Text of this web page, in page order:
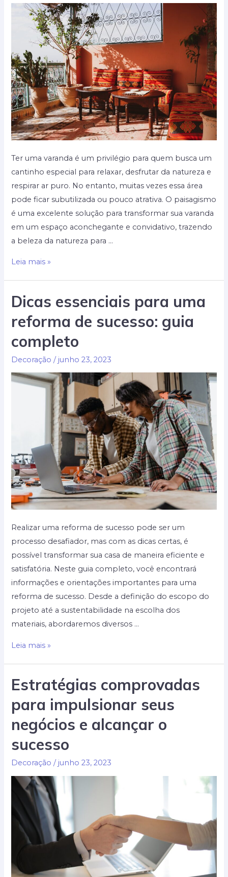
Ter uma varanda é um privilégio para quem busca um
cantinho especial para relaxar, desfrutar da natureza e
respirar ar puro. No entanto, muitas vezes essa área
pode ficar subutilizada ou pouco atrativa. O paisagismo
é uma excelente solução para transformar sua varanda
em um espaço aconchegante e convidativo, trazendo
a beleza da natureza para …
Aprenda
sua
varanda
em
um
espaço
aconchegante
com
paisagismo
Leia mais »
Dicas essenciais para uma
reforma de sucesso: guia
completo
Decoração / junho 23, 2023
Realizar uma reforma de sucesso pode ser um
processo desafiador, mas com as dicas certas, é
possível transformar sua casa de maneira eficiente e
satisfatória. Neste guia completo, você encontrará
informações e orientações importantes para uma
reforma de sucesso. Desde a definição do escopo do
projeto até a sustentabilidade na escolha dos
materiais, abordaremos diversos …
Dicas
uma
reforma
de
sucesso:
guia
Leia mais »
Estratégias comprovadas
para impulsionar seus
negócios e alcançar o
sucesso
Decoração / junho 23, 2023